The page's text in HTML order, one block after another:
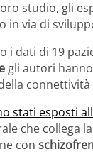
studio, gli
in via di
i dati di 19
gli autori
stati esposti
che collega
con